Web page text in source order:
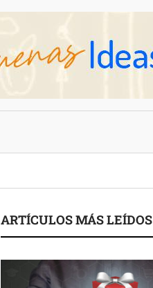
ARTÍCULOS MÁS LEÍDOS